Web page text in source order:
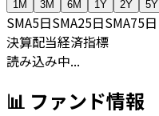
1M 3M 6M 1Y 2Y 5Y
SMA5日SMA25日SMA75日
決算配当経済指標
読み込み中...
📊 ファンド情報